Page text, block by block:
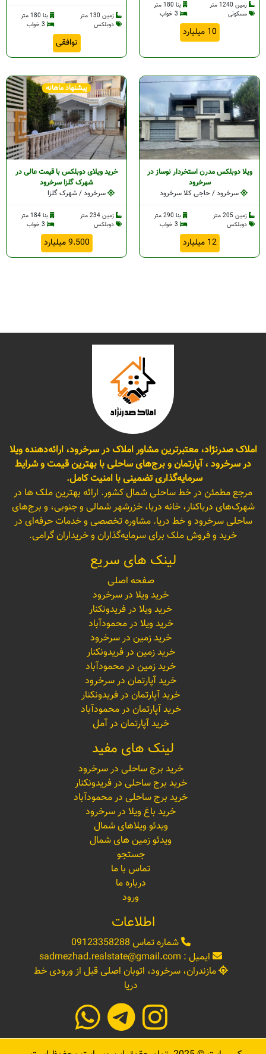
زمین 1240 متر
بنا 180 متر
مسکونی
10 میلیارد
زمین 130 متر
بنا 180 متر
دوبلکس
توافقی
ویلا دوبلکس مدرن استخردار نوساز در
سرخرود
سرخرود / حاجی کلا سرخرود
زمین 205 متر
بنا 290 متر
دوبلکس
12 میلیارد
پیشنهاد ماهانه
خرید ویلای دوبلکس با قیمت عالی در
شهرک گلزا سرخرود
سرخرود / شهرک گلزا
زمین 234 متر
بنا 184 متر
دوبلکس
9.500 میلیارد
املاک صدرنژاد، معتبرترین مشاور املاک در سرخرود، ارائه‌دهنده ویلا
در سرخرود ، آپارتمان و برج‌های ساحلی با بهترین قیمت و شرایط
سرمایه‌گذاری تضمینی با امنیت کامل.
مرجع مطمئن در خط ساحلی شمال کشور. ارائه بهترین ملک ها در
شهرک‌های دریاکنار، خانه دریا، خزرشهر شمالی و جنوبی، و برج‌های
ساحلی سرخرود و خط دریا. مشاوره تخصصی و خدمات حرفه‌ای در
خرید و فروش ملک برای سرمایه‌گذاران و خریداران گرامی.
لینک های سریع
صفحه اصلی
خرید ویلا در سرخرود
خرید ویلا در فریدونکنار
خرید ویلا در محمودآباد
خرید زمین در سرخرود
خرید زمین در فریدونکنار
خرید زمین در محمودآباد
خرید آپارتمان در سرخرود
خرید آپارتمان در فریدونکنار
خرید آپارتمان در محمودآباد
خرید آپارتمان در آمل
لینک های مفید
خرید برج ساحلی در سرخرود
خرید برج ساحلی در فریدونکنار
خرید برج ساحلی در محمودآباد
خرید باغ ویلا در سرخرود
ویدئو ویلاهای شمال
ویدئو زمین های شمال
جستجو
تماس با ما
درباره ما
ورود
اطلاعات
شماره تماس 09123358288
ایمیل : sadrnezhad.realstate@gmail.com
مازندران، سرخرود، اتوبان اصلی قبل از ورودی خط
دریا